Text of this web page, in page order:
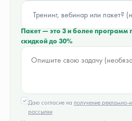
Пакет — это 3 и более программ
скидкой до 30%
Даю согласие на получение
рассылки